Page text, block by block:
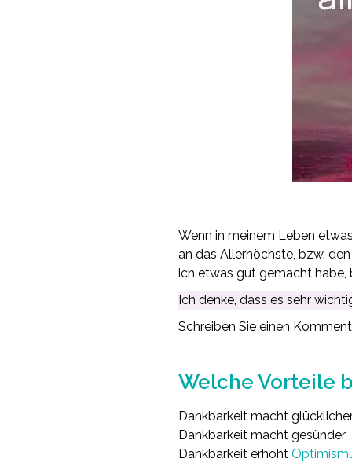
Wenn in meinem Leben
an das Allerhöchste, bzw.
ich etwas gut gemacht habe,
Ich denke, dass es sehr
Schreiben Sie einen
Welche Vorteile
Dankbarkeit macht
Dankbarkeit macht gesünder
Dankbarkeit erhöht